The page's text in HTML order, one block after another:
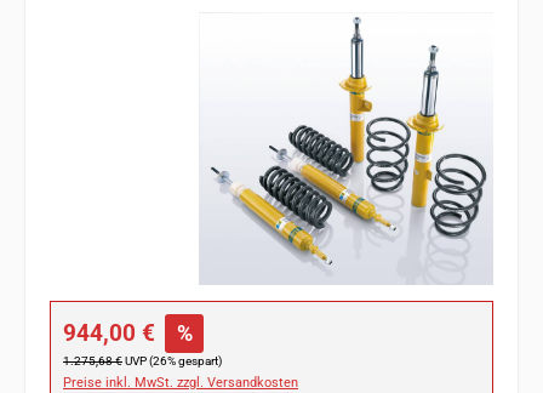
Verkaufspreis:
944,00 € %
Regulärer Preis:
1.275,68 €UVP (26% gespart)
Preise inkl. MwSt. zzgl. Versandkosten